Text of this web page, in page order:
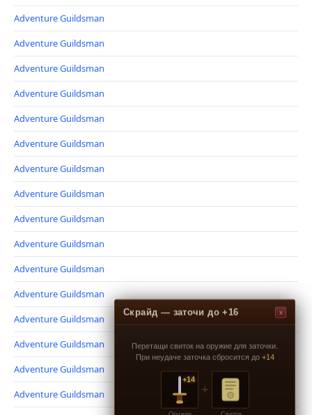
Adventure Guildsman
Adventure Guildsman
Adventure Guildsman
Adventure Guildsman
Adventure Guildsman
Adventure Guildsman
Adventure Guildsman
Adventure Guildsman
Adventure Guildsman
Adventure Guildsman
Adventure Guildsman
Adventure Guildsman
Adventure Guildsman
Adventure Guildsman
Adventure Guildsman
Adventure Guildsman
Скрайд — заточи до +16 x
Перетащи свиток на оружие для заточки.
При неудаче заточка сбросится до +14
+14
+